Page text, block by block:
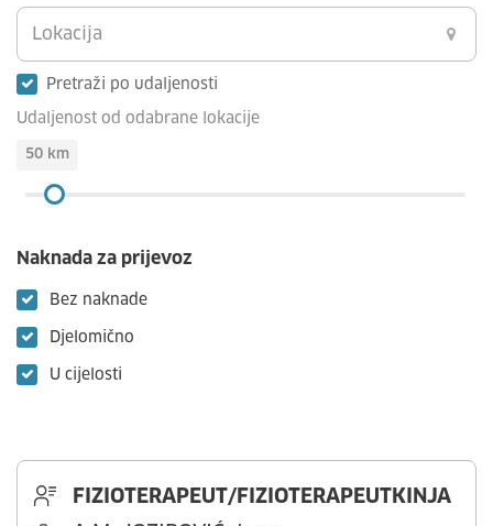
Pretraži po udaljenosti
Udaljenost od odabrane lokacije
50 km
Naknada za prijevoz
Bez naknade
Djelomično
U cijelosti
FIZIOTERAPEUT/FIZIOTERAPEUTKINJA